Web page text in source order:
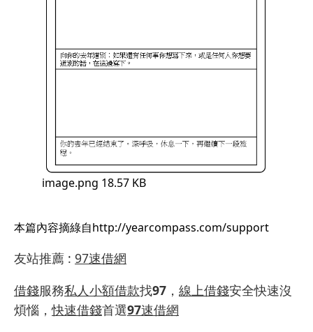
image.png 18.57 KB
本篇內容摘綠自http://yearcompass.com/support
友站推薦 : 97速借網
借錢服務私人小額借款找97 ， 線上借錢安全快速沒
煩惱，快速借錢首選97速借網